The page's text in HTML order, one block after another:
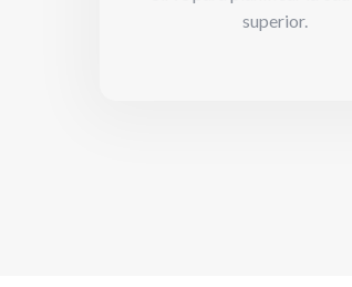
superior.